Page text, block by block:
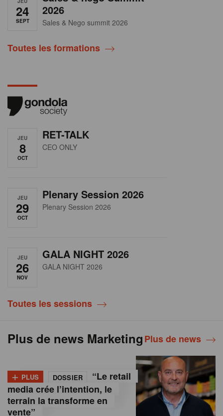
24
SEPT
2026
Sales & Nego summit 2026
Toutes les formations
JEU
8
OCT
RET-TALK
CEO ONLY
JEU
29
OCT
Plenary Session 2026
Plenary Session 2026
JEU
26
NOV
GALA NIGHT 2026
GALA NIGHT 2026
Toutes les sessions
Plus de news MarketingPlus de news
+ PLUS DOSSIER
“Le retail
media crée l’intention, le
terrain la transforme en
vente”